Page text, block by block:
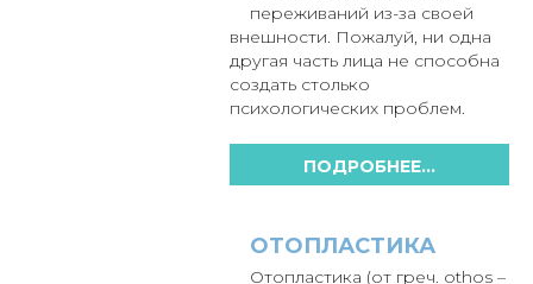
переживаний из-за своей
внешности. Пожалуй, ни одна
другая часть лица не способна
создать столько
психологических проблем.
ПОДРОБНЕЕ...
ОТОПЛАСТИКА
Отопластика (от греч. othos –